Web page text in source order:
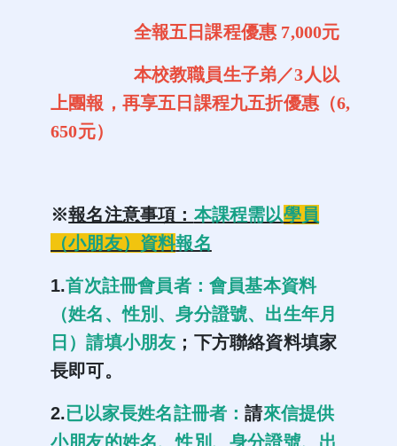
全報五日課程優惠 7,000元
本校教職員生子弟／3人以
上團報，再享五日課程九五折優惠（6,
650元）
※報名注意事項： 本課程需以學員
（小朋友）資料報名
1.首次註冊會員者：會員基本資料
（姓名、性別、身分證號、出生年月
日）請填小朋友 ；下方聯絡資料填家
長即可。
2.已以家長姓名註冊者：請來信提供
小朋友的姓名、性別、身分證號、出